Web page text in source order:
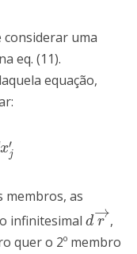
uma
eq. (11).
equação,
x′
j
dx
membros, as
infinitesimal d r
→
dr→ ,
quer o 2º membro